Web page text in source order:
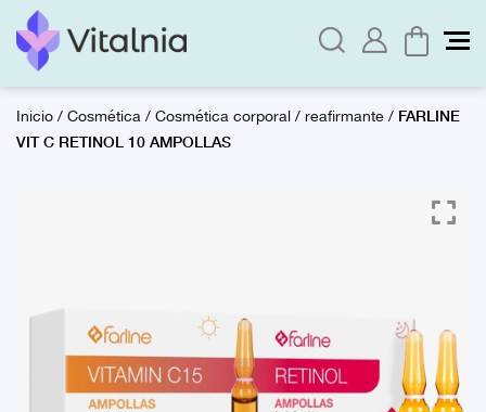
Inicio/Cosmética/Cosmética corporal/reafirmante/ FARLINE
VIT C RETINOL 10 AMPOLLAS